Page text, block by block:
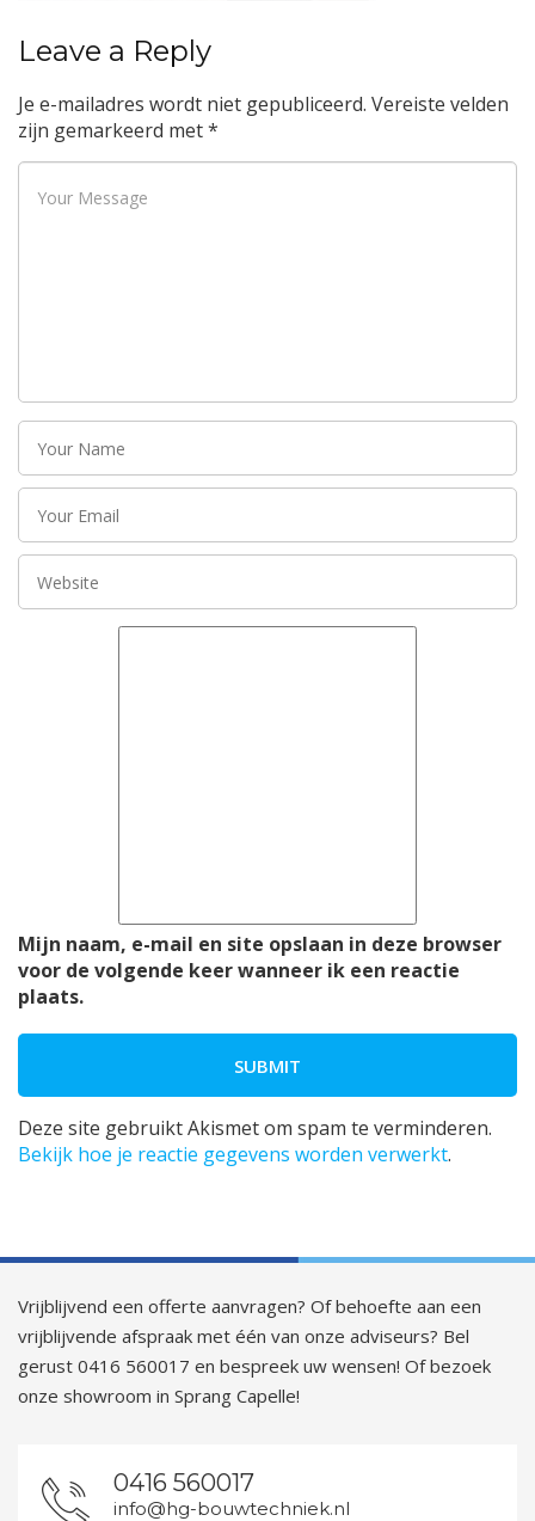
Leave a Reply
Je e-mailadres wordt niet gepubliceerd. Vereiste velden
zijn gemarkeerd met*
Mijn naam, e-mail en site opslaan in deze browser
voor de volgende keer wanneer ik een reactie
plaats.
Deze site gebruikt Akismet om spam te verminderen.
Bekijk hoe je reactie gegevens worden verwerkt.
Vrijblijvend een offerte aanvragen? Of behoefte aan een
vrijblijvende afspraak met één van onze adviseurs? Bel
gerust 0416 560017 en bespreek uw wensen! Of bezoek
onze showroom in Sprang Capelle!
0416 560017
info@hg-bouwtechniek.nl